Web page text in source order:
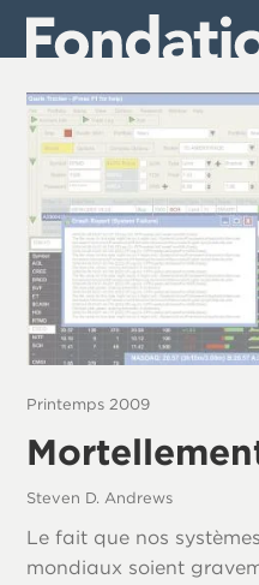
Aller
principal
Printemps 2009
Steven D. Andrews
Le fait que nos
mondiaux soient